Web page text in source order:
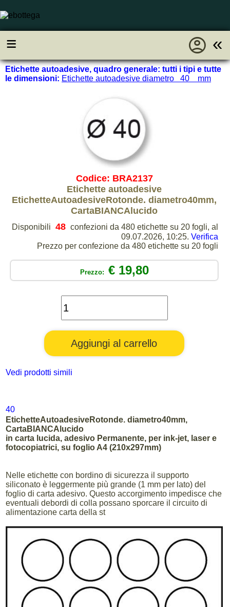
≡ «
account_circle
Etichette autoadesive, quadro generale: tutti i tipi e tutte
le dimensioni: Etichette autoadesive diametro 40 mm
Codice: BRA2137
Etichette autoadesive
EtichetteAutoadesiveRotonde. diametro40mm,
CartaBIANCAlucido
Disponibili 48 confezioni da 480 etichette su 20 fogli, al
09.07.2026, 10:25. Verifica
Prezzo per confezione da 480 etichette su 20 fogli
Prezzo: € 19,80
Vedi prodotti simili
40
EtichetteAutoadesiveRotonde. diametro40mm,
CartaBIANCAlucido
in carta lucida, adesivo Permanente, per ink-jet, laser e
fotocopiatrici, su foglio A4 (210x297mm)
Nelle etichette con bordino di sicurezza il supporto
siliconato è leggermente più grande (1 mm per lato) del
foglio di carta adesivo. Questo accorgimento impedisce che
eventuali debordi di colla possano sporcare il circuito di
alimentazione carta della st